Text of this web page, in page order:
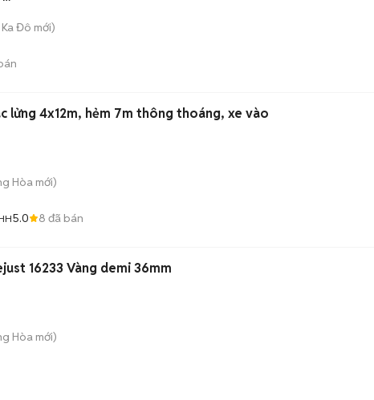
Đô mới)
lửng 4x12m, hẻm 7m thông thoáng, xe vào
Hòa mới)
5.0 8 đã bán
16233 Vàng demi 36mm
Hòa mới)